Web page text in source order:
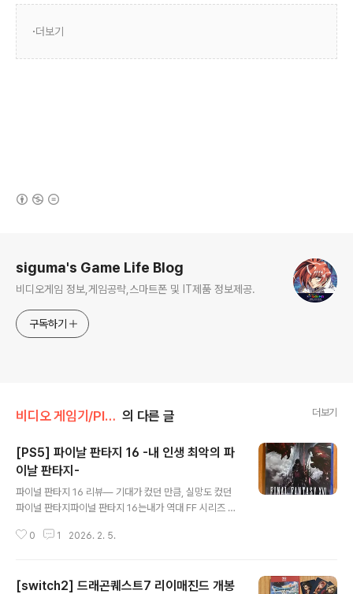
더보기
siguma's Game Life Blog
비디오게임 정보,게임공략,스마트폰 및 IT제품 정보제공.
구독하기
비디오 게임기/PlayStation 의 다른 글 더보기
[PS5] 파이날 판타지 16 -내 인생 최악의 파
이날 판타지-
파이널 판타지 16 리뷰― 기대가 컸던 만큼, 실망도 컸던
파이널 판타지파이널 판타지 16는내가 역대 FF 시리즈 중
선언다크 판타지 세계관그리고 파이널 판타지 16를 성공
임은 기대가 컸던 만큼 실망도 크게 남은 작품이었다. 더보
0 1 2026. 2. 5.
[switch2] 드래곤퀘스트7 리이매진드 개봉